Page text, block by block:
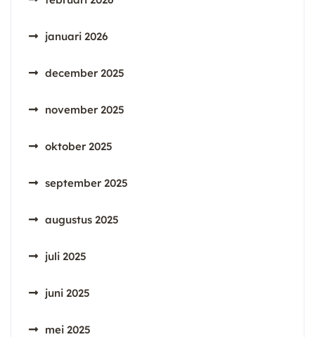
januari 2026
december 2025
november 2025
oktober 2025
september 2025
augustus 2025
juli 2025
juni 2025
mei 2025